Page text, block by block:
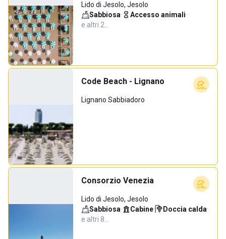
Lido di Jesolo, Jesolo
Sabbiosa· Accesso animali·
e altri 2…
Code Beach - Lignano
Lignano Sabbiadoro
Consorzio Venezia
Lido di Jesolo, Jesolo
Sabbiosa· Cabine· Doccia calda·
e altri 8…